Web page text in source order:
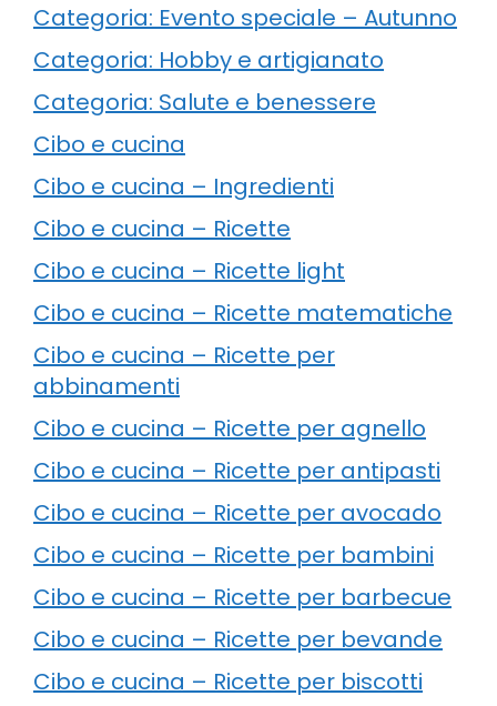
Categoria: Evento speciale – Autunno
Categoria: Hobby e artigianato
Categoria: Salute e benessere
Cibo e cucina
Cibo e cucina – Ingredienti
Cibo e cucina – Ricette
Cibo e cucina – Ricette light
Cibo e cucina – Ricette matematiche
Cibo e cucina – Ricette per
abbinamenti
Cibo e cucina – Ricette per agnello
Cibo e cucina – Ricette per antipasti
Cibo e cucina – Ricette per avocado
Cibo e cucina – Ricette per bambini
Cibo e cucina – Ricette per barbecue
Cibo e cucina – Ricette per bevande
Cibo e cucina – Ricette per biscotti